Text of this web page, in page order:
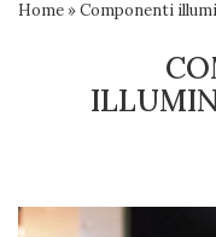
Home »Componenti